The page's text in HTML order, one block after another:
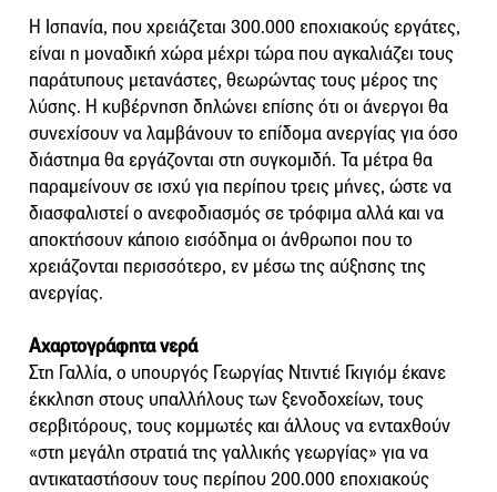
Η Ισπανία, που χρειάζεται 300.000 εποχιακούς εργάτες,
είναι η μοναδική χώρα μέχρι τώρα που αγκαλιάζει τους
παράτυπους μετανάστες, θεωρώντας τους μέρος της
λύσης. Η κυβέρνηση δηλώνει επίσης ότι οι άνεργοι θα
συνεχίσουν να λαμβάνουν το επίδομα ανεργίας για όσο
διάστημα θα εργάζονται στη συγκομιδή. Τα μέτρα θα
παραμείνουν σε ισχύ για περίπου τρεις μήνες, ώστε να
διασφαλιστεί ο ανεφοδιασμός σε τρόφιμα αλλά και να
αποκτήσουν κάποιο εισόδημα οι άνθρωποι που το
χρειάζονται περισσότερο, εν μέσω της αύξησης της
ανεργίας.
Αχαρτογράφητα νερά
Στη Γαλλία, ο υπουργός Γεωργίας Ντιντιέ Γκιγιόμ έκανε
έκκληση στους υπαλλήλους των ξενοδοχείων, τους
σερβιτόρους, τους κομμωτές και άλλους να ενταχθούν
«στη μεγάλη στρατιά της γαλλικής γεωργίας» για να
αντικαταστήσουν τους περίπου 200.000 εποχιακούς